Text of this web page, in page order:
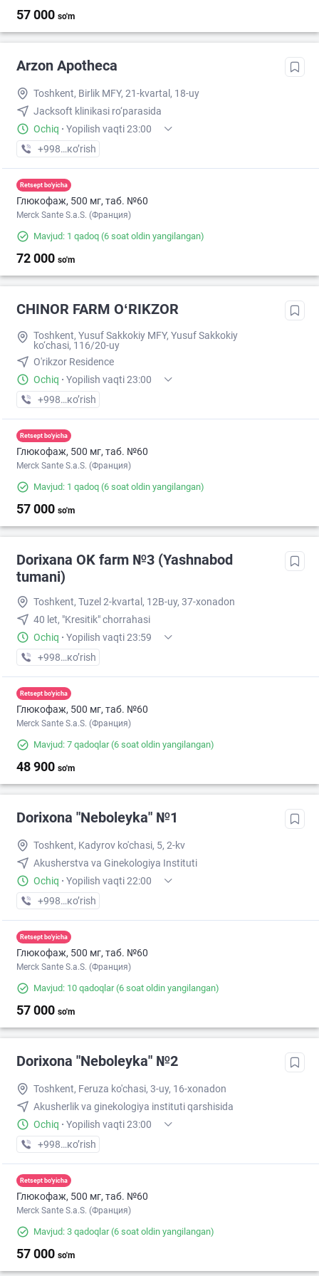
57 000 so'm
Arzon Apotheca
Toshkent, Birlik MFY, 21-kvartal, 18-uy
Jacksoft klinikasi ro‘parasida
Ochiq · Yopilish vaqti 23:00
+998 (97) XXX-XX-XX
кo’rish
Retsept bo'yicha
Глюкофаж, 500 мг, таб. №60
Merck Sante S.a.S. (Франция)
Mavjud: 1 qadoq (6 soat oldin yangilangan)
72 000 so'm
CHINOR FARM OʻRIKZOR
Toshkent, Yusuf Sakkokiy MFY, Yusuf Sakkokiy
ko‘chasi, 116/20-uy
O'rikzor Residence
Ochiq · Yopilish vaqti 23:00
+998 (77) XXX-XX-XX
кo’rish
Retsept bo'yicha
Глюкофаж, 500 мг, таб. №60
Merck Sante S.a.S. (Франция)
Mavjud: 1 qadoq (6 soat oldin yangilangan)
57 000 so'm
Dorixana OK farm №3 (Yashnabod
tumani)
Toshkent, Tuzel 2-kvartal, 12B-uy, 37-xonadon
40 let, "Kresitik" chorrahasi
Ochiq · Yopilish vaqti 23:59
+998 (90) XXX-XX-XX
кo’rish
Retsept bo'yicha
Глюкофаж, 500 мг, таб. №60
Merck Sante S.a.S. (Франция)
Mavjud: 7 qadoqlar(6 soat oldin yangilangan)
48 900 so'm
Dorixona "Neboleyka" №1
Toshkent, Kadyrov ko'chasi, 5, 2-kv
Akusherstva va Ginekologiya Instituti
Ochiq · Yopilish vaqti 22:00
+998 (71) XXX-XX-XX
кo’rish
Retsept bo'yicha
Глюкофаж, 500 мг, таб. №60
Merck Sante S.a.S. (Франция)
Mavjud: 10 qadoqlar(6 soat oldin yangilangan)
57 000 so'm
Dorixona "Neboleyka" №2
Toshkent, Feruza ko'chasi, 3-uy, 16-xonadon
Akusherlik va ginekologiya instituti qarshisida
Ochiq · Yopilish vaqti 23:00
+998 (71) XXX-XX-XX
кo’rish
Retsept bo'yicha
Глюкофаж, 500 мг, таб. №60
Merck Sante S.a.S. (Франция)
Mavjud: 3 qadoqlar(6 soat oldin yangilangan)
57 000 so'm